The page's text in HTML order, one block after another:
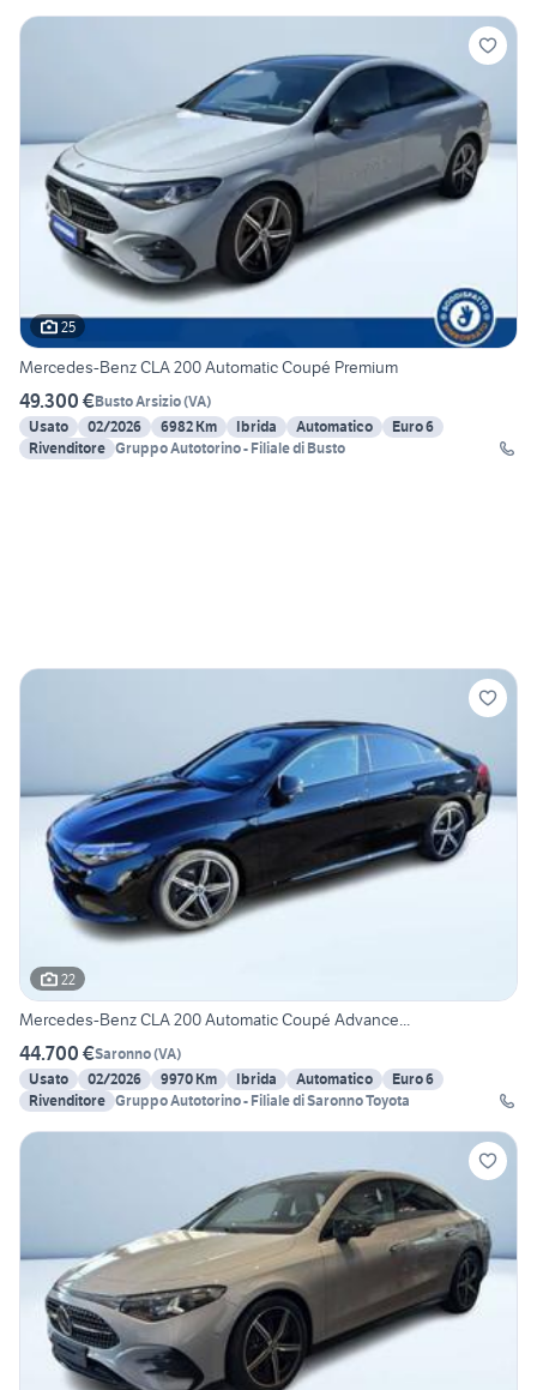
25
Mercedes-Benz CLA 200 Automatic Coupé Premium
49.300 €Busto Arsizio(VA)
Usato
02/2026 6982 Km Ibrida Automatico
Euro 6
Rivenditore Gruppo Autotorino - Filiale di Busto
22
Mercedes-Benz CLA 200 Automatic Coupé Advance...
44.700 €Saronno(VA)
Usato
02/2026 9970 Km Ibrida Automatico
Euro 6
Rivenditore Gruppo Autotorino - Filiale di Saronno Toyota